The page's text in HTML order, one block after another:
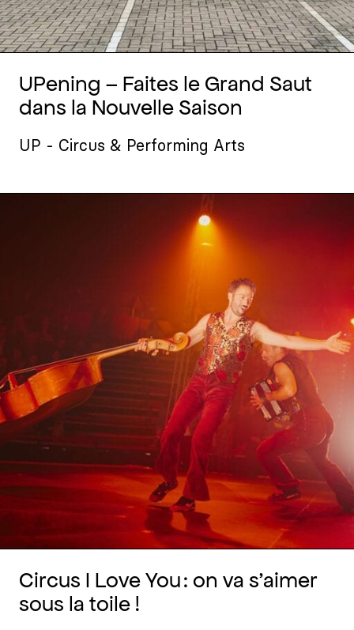
UPening – Faites le Grand Saut
dans la Nouvelle Saison
UP - Circus & Performing Arts
Circus I Love You : on va s’aimer
sous la toile !